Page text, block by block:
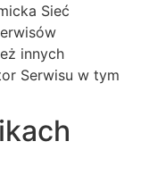
Sieć
innych
Serwisu w tym